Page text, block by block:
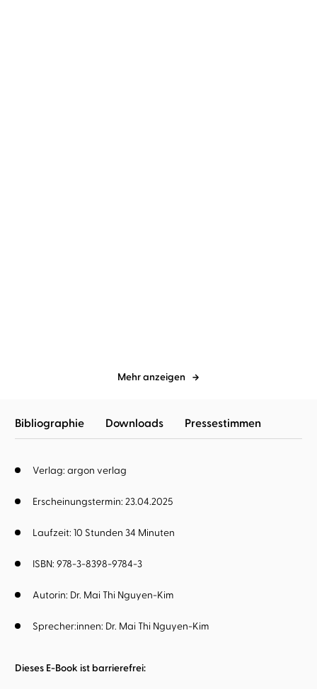
Mehr anzeigen
Bibliographie Downloads Pressestimmen
Verlag: argon verlag
Erscheinungstermin: 23.04.2025
Laufzeit: 10 Stunden 34 Minuten
ISBN: 978-3-8398-9784-3
Autorin: Dr. Mai Thi Nguyen-Kim
Sprecher:innen: Dr. Mai Thi Nguyen-Kim
Dieses E-Book ist barrierefrei: